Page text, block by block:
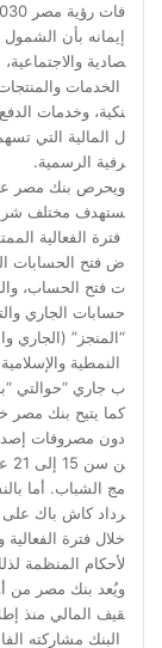
إيمانه بأن الشمول
صادية
الخدمات
نكية، وخدمات
ل المالية التي
رفية الرسمية.
ويحرص بنك مصر
ستهدف مختلف
ض فتح الحسابات
ت فتح الحساب،
حسابات الجاري
“المنجز” (الجاري
النمطية
ب جاري “حوالتي
كما يتيح بنك مصر
دون مصروفات
رداد كاش باك على
خلال فترة
لأحكام المنظمة
ويُعد بنك مصر من
البنك مشاركته